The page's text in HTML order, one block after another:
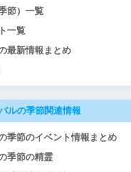
節）一覧
一覧
最新情報まとめ
ルの季節関連情報
季節のイベント情報まとめ
季節の精霊